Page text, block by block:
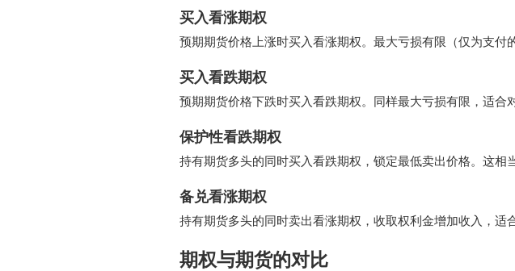
买入看涨期权
预期期货价格上涨时买入看涨期权。最大亏损有限（仅为支付
买入看跌期权
预期期货价格下跌时买入看跌期权。同样最大亏损有限，适合
保护性看跌期权
持有期货多头的同时买入看跌期权，锁定最低卖出价格。这相
备兑看涨期权
持有期货多头的同时卖出看涨期权，收取权利金增加收入，适
期权与期货的对比